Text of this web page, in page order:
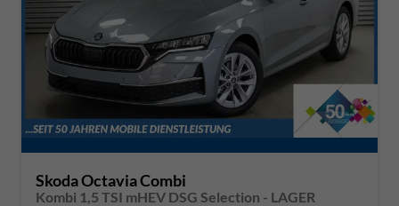
Skoda Octavia Combi
Kombi 1,5 TSI mHEV DSG Selection - LAGER